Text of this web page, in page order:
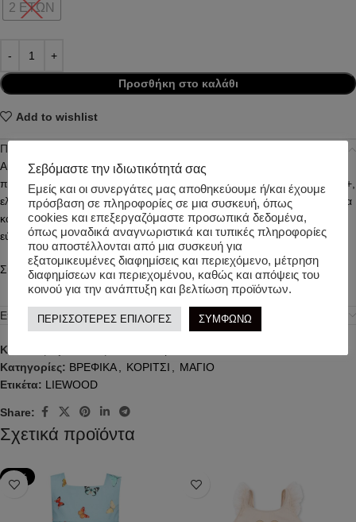
2 ΕΤΩΝ
Προσθήκη στο καλάθι
Add to wishlist
Περιγραφή
Αυτό το υπέροχο ολόσωμο μαγιό με βολάν, συνδυάζει στιλ και
προστασία. Με δείκτη προστασίας από την υπεριώδη ακτινοβολία 40+,
ελαστικό ύφασμα και σταυρωτές τιραντούλες είναι ιδανικό για θάλασσα
και πισίνα. Επιπλέον διαθέτει άνοιγμα με τρουκς στο κάτω μέρος για
εύκολη αλλαγή της πάνας.
Σύνθεση: 82% ανακυκλωμένο πολυεστέρα, 18% ελαστάνη
Επιπλέον πληροφορίες
Κωδικός προϊόντος:
Κατηγορίες: ΒΡΕΦΙΚΑ, ΚΟΡΙΤΣΙ , ΜΑΓΙΟ
Ετικέτα: LIEWOOD
Share:
Σχετικά προϊόντα
-20%
Σεβόμαστε την ιδιωτικότητά σας
Εμείς και οι συνεργάτες μας αποθηκεύουμε ή/και έχουμε
πρόσβαση σε πληροφορίες σε μια συσκευή, όπως
cookies και επεξεργαζόμαστε προσωπικά δεδομένα,
όπως μοναδικά αναγνωριστικά και τυπικές πληροφορίες
που αποστέλλονται από μια συσκευή για
εξατομικευμένες διαφημίσεις και περιεχόμενο, μέτρηση
διαφημίσεων και περιεχομένου, καθώς και απόψεις του
κοινού για την ανάπτυξη και βελτίωση προϊόντων.
ΠΕΡΙΣΣΟΤΕΡΕΣ ΕΠΙΛΟΓΕΣ ΣΥΜΦΩΝΩ